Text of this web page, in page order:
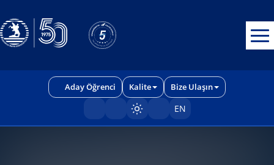
Aday Öğrenci Kalite Bize Ulaşın
Sayfayı karart/aç
EN